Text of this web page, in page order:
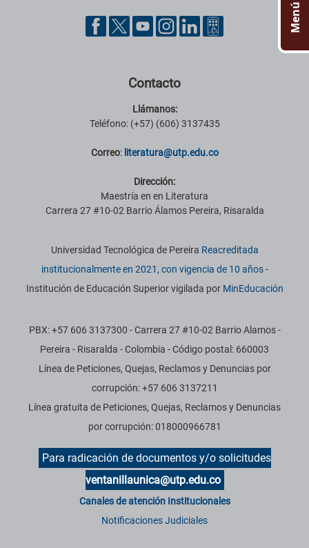
Menú
Pie de página con información de contacto, redes sociales y datos
Contacto
Llámanos:
Teléfono: (+57) (606) 3137435
Correo: literatura@utp.edu.co
Dirección:
Maestría en en Literatura
Carrera 27 #10-02 Barrio Álamos Pereira, Risaralda
Información institucional
Universidad Tecnológica de Pereira Reacreditada
institucionalmente en 2021, con vigencia de 10 años-
Institución de Educación Superior vigilada por MinEducación
PBX: +57 606 3137300 - Carrera 27 #10-02 Barrio Alamos -
Pereira - Risaralda - Colombia - Código postal: 660003
Línea de Peticiones, Quejas, Reclamos y Denuncias por
corrupción: +57 606 3137211
Línea gratuita de Peticiones, Quejas, Reclamos y Denuncias
por corrupción: 018000966781
Para radicación de documentos y/o solicitudes
ventanillaunica@utp.edu.co
Canales de atención Institucionales
Notificaciones Judiciales